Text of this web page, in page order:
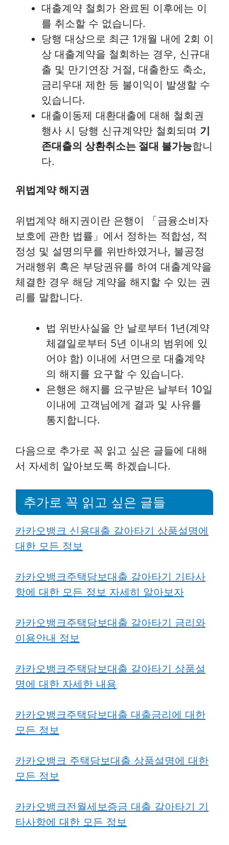
대출계약 철회가 완료된 이후에는 이
를 취소할 수 없습니다.
당행 대상으로 최근 1개월 내에 2회 이
상 대출계약을 철회하는 경우, 신규대
출 및 만기연장 거절, 대출한도 축소,
금리우대 제한 등 불이익이 발생할 수
있습니다.
대출이동제 대환대출에 대해 철회권
행사 시 당행 신규계약만 철회되며 기
존대출의 상환취소는 절대 불가능합니
다.
위법계약 해지권
위법계약 해지권이란 은행이 「금융소비자
보호에 관한 법률」에서 정하는 적합성, 적
정성 및 설명의무를 위반하였거나, 불공정
거래행위 혹은 부당권유를 하여 대출계약을
체결한 경우 해당 계약을 해지할 수 있는 권
리를 말합니다.
법 위반사실을 안 날로부터 1년(계약
체결일로부터 5년 이내의 범위에 있
어야 함) 이내에 서면으로 대출계약
의 해지를 요구할 수 있습니다.
은행은 해지를 요구받은 날부터 10일
이내에 고객님에게 결과 및 사유를
통지합니다.
다음으로 추가로 꼭 읽고 싶은 글들에 대해
서 자세히 알아보도록 하겠습니다.
추가로 꼭 읽고 싶은 글들
카카오뱅크 신용대출 갈아타기 상품설명에
대한 모든 정보
카카오뱅크주택담보대출 갈아타기 기타사
항에 대한 모든 정보 자세히 알아보자
카카오뱅크주택담보대출 갈아타기 금리와
이용안내 정보
카카오뱅크주택담보대출 갈아타기 상품설
명에 대한 자세한 내용
카카오뱅크주택담보대출 대출금리에 대한
모든 정보
카카오뱅크 주택담보대출 상품설명에 대한
모든 정보
카카오뱅크전월세보증금 대출 갈아타기 기
타사항에 대한 모든 정보